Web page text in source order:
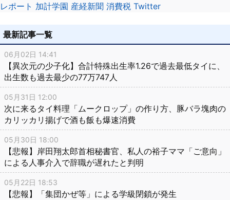
シ
ョ
ン
レポート 加計学園 産経新聞 消費税 Twitter
最新記事一覧
06月02日 14:41
【異次元の少子化】合計特殊出生率1.26で過去最低タイに、
出生数も過去最少の77万747人
05月31日 12:00
次に来るタイ料理「ムークロップ」の作り方、豚バラ塊肉の
カリッカリ揚げで酒も飯も爆速消費
05月30日 18:00
【悲報】岸田翔太郎首相秘書官、私人の裕子ママ「ご意向」
による人事介入で辞職が遅れたと判明
05月22日 18:53
【悲報】「集団かぜ等」による学級閉鎖が発生